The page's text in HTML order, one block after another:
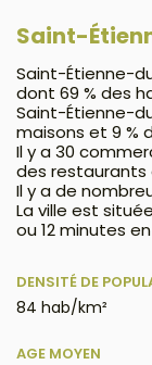
Saint-
Saint-Étienne-
dont 69 % des
Saint-Étienne-
maisons et 9 %
Il y a 30
des restaurants
Il y a de
La ville est
ou 12 minutes
DENSITÉ DE
84 hab/km²
AGE MOYEN